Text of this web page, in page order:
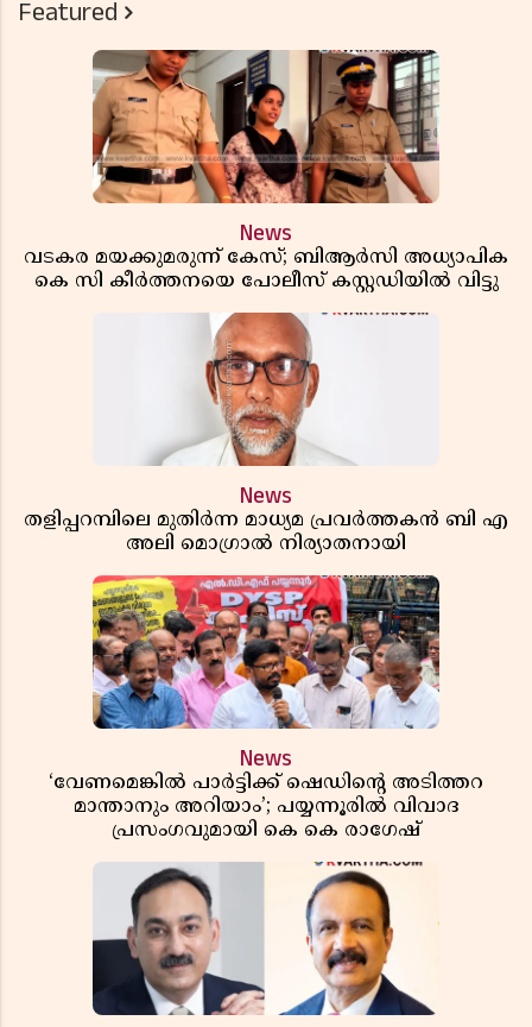
Featured
News
വടകര മയക്കുമരുന്ന് കേസ്; ബിആർസി അധ്യാപിക
കെ സി കീർത്തനയെ പോലീസ് കസ്റ്റഡിയിൽ വിട്ടു
News
തളിപ്പറമ്പിലെ മുതിർന്ന മാധ്യമ പ്രവർത്തകൻ ബി എ
അലി മൊഗ്രാൽ നിര്യാതനായി
News
‘വേണമെങ്കിൽ പാർട്ടിക്ക് ഷെഡിൻ്റെ അടിത്തറ
മാന്താനും അറിയാം’; പയ്യന്നൂരിൽ വിവാദ
പ്രസംഗവുമായി കെ കെ രാഗേഷ്